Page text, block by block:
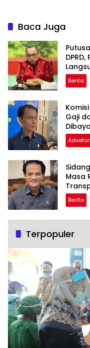
Baca Juga
Berita
Gaji
Masa
Berita
Terpopuler